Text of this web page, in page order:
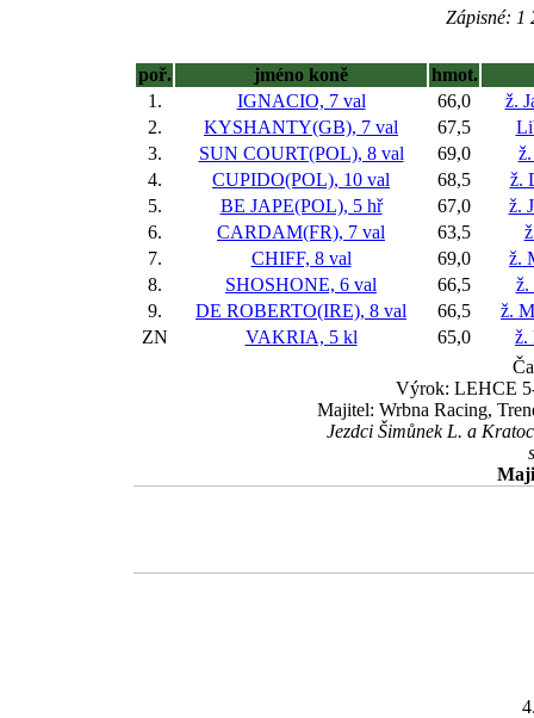
Zápisné: 1
poř. jméno koně
hmot.
1.
IGNACIO, 7 val 66,0
ž.
2.
KYSHANTY(GB), 7 val 67,5
3.
SUN COURT(POL), 8 val 69,0
4.
CUPIDO(POL), 10 val 68,5
ž.
5.
BE JAPE(POL), 5 hř 67,0
ž.
6.
CARDAM(FR), 7 val 63,5
7.
CHIFF, 8 val 69,0
ž.
8.
SHOSHONE, 6 val 66,5
ž.
9.
DE ROBERTO(IRE), 8 val 66,5
ž.
ZN
VAKRIA, 5 kl 65,0
ž.
Výrok: LEHCE
Majitel: Wrbna Racing,
Jezdci Šimůnek L. a